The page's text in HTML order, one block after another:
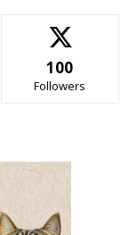
100
Followers